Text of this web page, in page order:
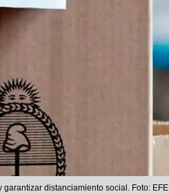
distanciamiento social. Foto: EFE